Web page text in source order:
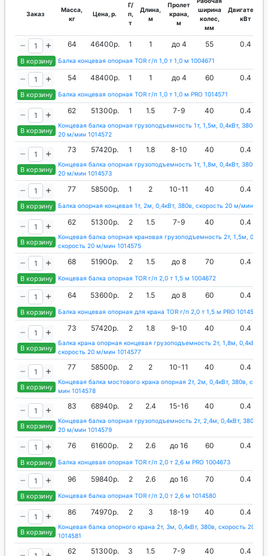
Заказ
Масса,
кг
Цена, р.
Г/
п,
т
Длина,
м
Пролет
крана,
м
ширина
колес,
мм
Двигатель,
кВт
В корзину
64 46400р. 1 1 до 4 55 0.4
Балка концевая опорная TOR г/п 1,0 т 1,0 м 1004671
В корзину
54 48400р. 1 1 до 4 60 0.4
Балка концевая опорная TOR г/п 1,0 т 1,0 м PRO 1014571
В корзину
62 51300р. 1 1.5 7-9 40 0.4
Концевая балка опорная грузоподъемность 1т, 1,5м, 0,4кВт, 380в,
20 м/мин 1014572
В корзину
73 57420р. 1 1.8 8-10 40 0.4
Концевая балка опорная грузоподъемность 1т, 1,8м, 0,4кВт, 380в,
20 м/мин 1014573
В корзину
77 58500р. 1 2 10-11 40 0.4
Балка опорная концевая 1т, 2м, 0,4кВт, 380в, скорость 20 м/мин
В корзину
62 51300р. 2 1.5 7-9 40 0.4
Концевая балка опорная крановая грузоподъемность 2т, 1,5м,
скорость 20 м/мин 1014575
В корзину
68 51900р. 2 1.5 до 8 70 0.4
Концевая балка опорная TOR г/п 2,0 т 1,5 м 1004672
В корзину
64 53600р. 2 1.5 до 8 60 0.4
Балка концевая опорная для крана TOR г/п 2,0 т 1,5 м PRO 1014576
В корзину
73 57420р. 2 1.8 9-10 40 0.4
Балка крана опорная концевая грузоподъемность 2т, 1,8м, 0,4кВт,
скорость 20 м/мин 1014577
В корзину
77 58500р. 2 2 10-11 40 0.4
Концевая балка мостового крана опорная 2т, 2м, 0,4кВт, 380в,
мин 1014578
В корзину
83 68940р. 2 2.4 15-16 40 0.4
Концевая балка опорная грузоподъемность 2т, 2,4м, 0,4кВт, 380в,
20 м/мин 1014579
В корзину
76 61600р. 2 2.6 до 16 60 0.4
Балка концевая опорная TOR г/п 2,0 т 2,6 м PRO 1004673
В корзину
96 59840р. 2 2.6 до 16 70 0.4
Концевая балка опорная TOR г/п 2,0 т 2,6 м 1014580
В корзину
86 74970р. 2 3 18-19 40 0.4
Концевая балка опорного крана 2т, 3м, 0,4кВт, 380в, скорость 20 м/
1014581
62 51300р. 3 1.5 7-9 40 0.4